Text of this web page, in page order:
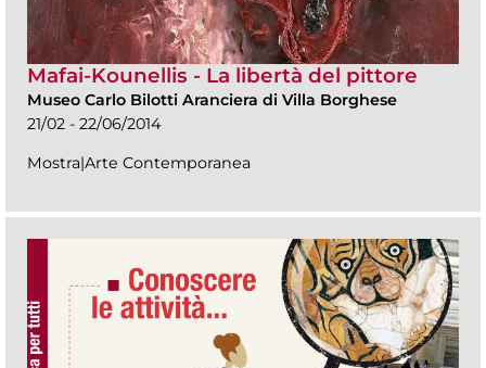
Mafai-Kounellis - La libertà del pittore
Museo Carlo Bilotti Aranciera di Villa Borghese
21/02 - 22/06/2014
Mostra|Arte Contemporanea